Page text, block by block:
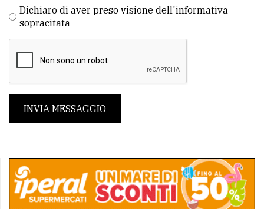
Dichiaro di aver preso visione dell'informativa
sopracitata
INVIA MESSAGGIO